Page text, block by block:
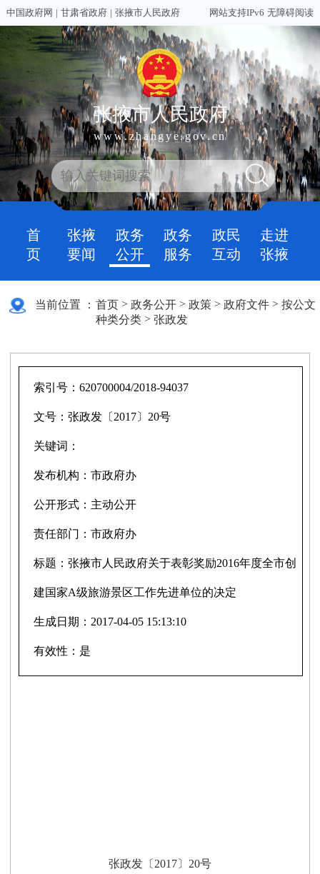
中国政府网 | 甘肃省政府 | 张掖市人民政府 网站支持IPv6 无障碍阅读
张掖市人民政府
www.zhangye.gov.cn
首
页
张掖
要闻
政务
公开
政务
服务
政民
互动
走进
张掖
当前位置 ： 首页 >政务公开 >政策 >政府文件 >按公文
种类分类 >张政发
索引号：620700004/2018-94037
文号：张政发〔2017〕20号
关键词：
发布机构：市政府办
公开形式： 主动公开
责任部门：市政府办
标题：张掖市人民政府关于表彰奖励2016年度全市创
建国家A级旅游景区工作先进单位的决定
生成日期： 2017-04-05 15:13:10
有效性： 是
张政发〔2017〕20号